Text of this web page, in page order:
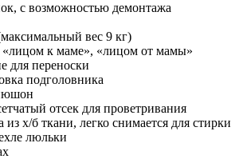
с возможностью демонтажа
вес 9 кг)
«лицом к маме», «лицом от мамы»
для переноски
подголовника
отсек для проветривания
из х/б ткани, легко снимается для стирки
люльки